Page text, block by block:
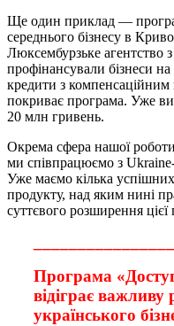
Ще один приклад —
середнього бізнесу в
Люксембурзьке агентство
профінансували бізнеси
кредити з
покриває програма. Уже
20 млн гривень.
Окрема сфера нашої
ми співпрацюємо з
Уже маємо кілька
продукту, над яким нині
суттєвого розширення
Програма
відіграє важливу
українського